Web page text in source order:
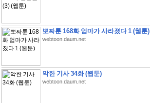
뽀짜툰 168화 엄마가 사라졌다 1 (웹툰)
webtoon.daum.net
악한 기사 34화 (웹툰)
webtoon.daum.net